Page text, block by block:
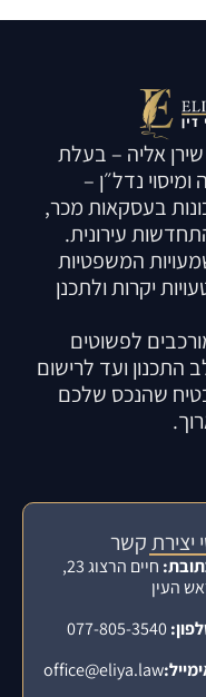
אליה – בעלת
ומיסוי נדל״ן –
בעסקאות מכר,
עירונית.
המשפטיות
יקרות ולתכנן
לפשוטים
התכנון ועד לרישום
שהנכס שלכם
יצירת קשר
חיים הרצוג 23,
העין
077-805-3540
office@eliya.law